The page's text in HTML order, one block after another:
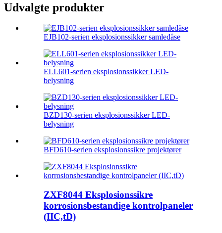
Udvalgte produkter
EJB102-serien eksplosionssikker samledåse
ELL601-serien eksplosionssikker LED-
belysning
BZD130-serien eksplosionssikker LED-
belysning
BFD610-serien eksplosionssikre projektører
ZXF8044 Eksplosionssikre
korrosionsbestandige kontrolpaneler
(IIC,tD)